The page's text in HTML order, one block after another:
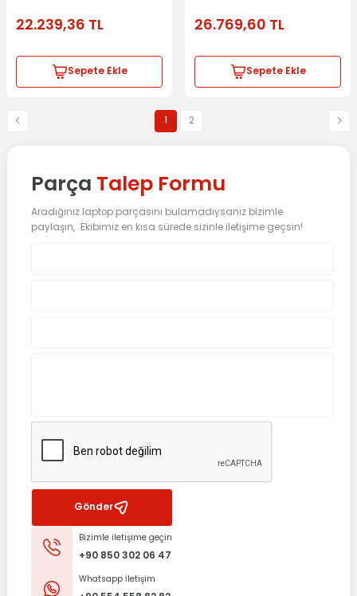
22.239,36 TL
Sepete Ekle
26.769,60 TL
Sepete Ekle
1 2
Parça Talep Formu
Aradığınız laptop parçasını bulamadıysanız bizimle
paylaşın, Ekibimiz en kısa sürede sizinle iletişime geçsin!
Gönder
Bizimle iletişime geçin
+90 850 302 06 47
Whatsapp İletişim